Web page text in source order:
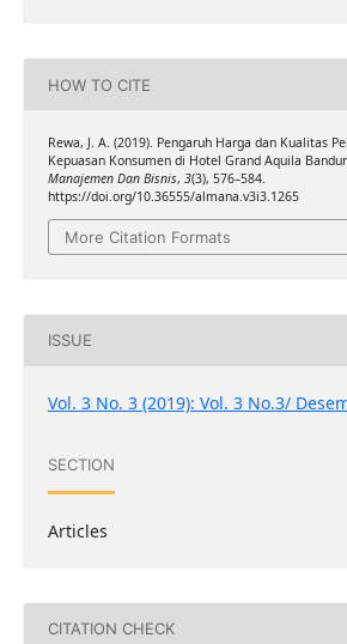
HOW TO CITE
Rewa, J. A. (2019). Pengaruh Harga dan Kualitas
Kepuasan Konsumen di Hotel Grand Aquila
Manajemen Dan Bisnis, 3(3), 576–584.
https://doi.org/10.36555/almana.v3i3.1265
More Citation Formats
ISSUE
Vol. 3 No. 3 (2019): Vol. 3 No.3/
SECTION
Articles
CITATION CHECK